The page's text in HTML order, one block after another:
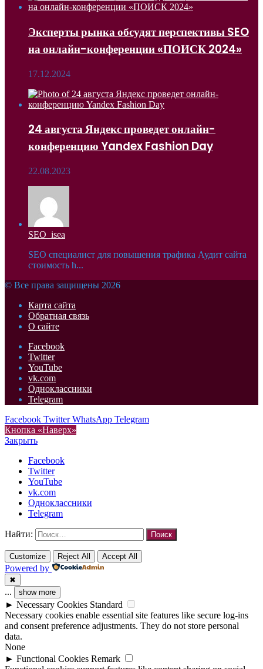
Эксперты рынка обсудят перспективы SEO
на онлайн-конференции «ПОИСК 2024»
17.12.2024
24 августа Яндекс проведет онлайн-
конференцию Yandex Fashion Day
22.08.2023
SEO_isea
SEO специалист для повышения трафика Аудит сайта
стоимость h...
© Все права защищены 2026
Карта сайта
Обратная связь
О сайте
Facebook
Twitter
YouTube
vk.com
Одноклассники
Telegram
Facebook Twitter WhatsApp Telegram
Кнопка «Наверх»
Закрыть
Facebook
Twitter
YouTube
vk.com
Одноклассники
Telegram
Найти:
Customize Reject All Accept All
Powered by
✖
... show more
► Necessary Cookies Standard
Necessary cookies enable essential site features like secure log-ins
and consent preference adjustments. They do not store personal
data.
None
► Functional Cookies Remark